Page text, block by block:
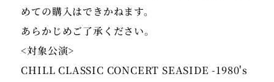
めての購入はできかねます。
あらかじめご了承ください。
<対象公演>
CHILL CLASSIC CONCERT SEASIDE -1980's